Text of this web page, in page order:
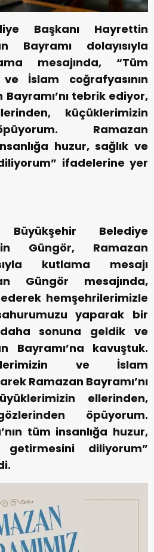
Başkanı Hayrettin
Bayramı dolayısıyla
mesajında, “Tüm
İslam coğrafyasının
tebrik ediyor,
küçüklerimizin
Ramazan
huzur, sağlık ve
ifadelerine yer
Büyükşehir Belediye
Güngör, Ramazan
kutlama mesajı
Güngör mesajında,
ederek hemşehrilerimizle
yaparak bir
daha sonuna geldik ve
Bayramı’na kavuştuk.
ve İslam
Ramazan Bayramı’nı
ellerinden,
öpüyorum.
tüm insanlığa huzur,
diliyorum”